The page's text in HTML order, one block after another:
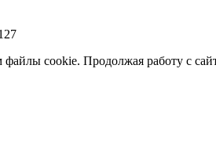
cookie. Продолжая работу с